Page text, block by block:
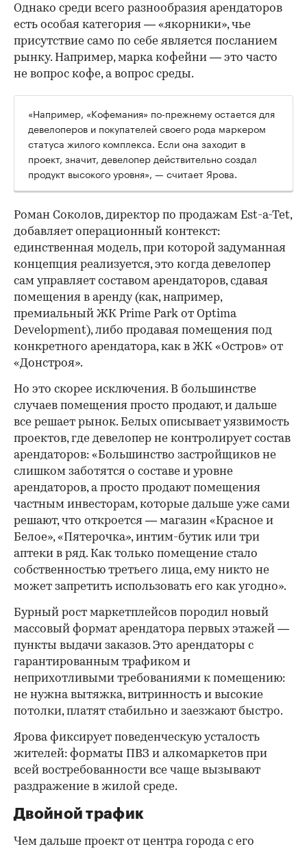
Однако среди всего разнообразия арендаторов
есть особая категория — «якорники», чье
присутствие само по себе является посланием
рынку. Например, марка кофейни — это часто
не вопрос кофе, а вопрос среды.
«Например, «Кофемания» по-прежнему остается для
девелоперов и покупателей своего рода маркером
статуса жилого комплекса. Если она заходит в
проект, значит, девелопер действительно создал
продукт высокого уровня», — считает Ярова.
Роман Соколов, директор по продажам Est-a-Tet,
добавляет операционный контекст:
единственная модель, при которой задуманная
концепция реализуется, это когда девелопер
сам управляет составом арендаторов, сдавая
помещения в аренду (как, например,
премиальный ЖК Prime Park от Optima
Development), либо продавая помещения под
конкретного арендатора, как в ЖК «Остров» от
«Донстроя».
Но это скорее исключения. В большинстве
случаев помещения просто продают, и дальше
все решает рынок. Белых описывает уязвимость
проектов, где девелопер не контролирует состав
арендаторов: «Большинство застройщиков не
слишком заботятся о составе и уровне
арендаторов, а просто продают помещения
частным инвесторам, которые дальше уже сами
решают, что откроется — магазин «Красное и
Белое», «Пятерочка», интим-бутик или три
аптеки в ряд. Как только помещение стало
собственностью третьего лица, ему никто не
может запретить использовать его как угодно».
Бурный рост маркетплейсов породил новый
массовый формат арендатора первых этажей —
пункты выдачи заказов. Это арендаторы с
гарантированным трафиком и
неприхотливыми требованиями к помещению:
не нужна вытяжка, витринность и высокие
потолки, платят стабильно и заезжают быстро.
Ярова фиксирует поведенческую усталость
жителей: форматы ПВЗ и алкомаркетов при
всей востребованности все чаще вызывают
раздражение в жилой среде.
Двойной трафик
Чем дальше проект от центра города с его